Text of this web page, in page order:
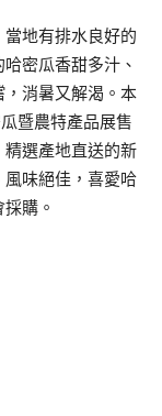
地有排水良好的
密瓜香甜多汁、
，消暑又解渴。本
暨農特產品展售
選產地直送的新
味絕佳，喜愛哈
購。